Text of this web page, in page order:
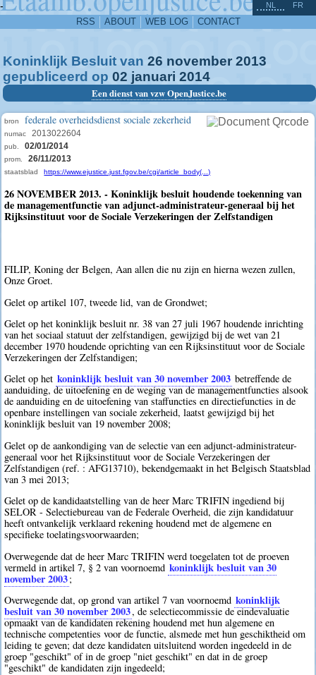
-
RSS ABOUT WEB LOG CONTACT
NL FR
Koninklijk Besluit van 26 november 2013
gepubliceerd op 02 januari 2014
Een dienst van vzw OpenJustice.be
bron federale overheidsdienst sociale zekerheid
numac 2013022604
pub. 02/01/2014
prom. 26/11/2013
staatsblad https://www.ejustice.just.fgov.be/cgi/article_body(...)
26 NOVEMBER 2013. - Koninklijk besluit houdende toekenning van
de managementfunctie van adjunct-administrateur-generaal bij het
Rijksinstituut voor de Sociale Verzekeringen der Zelfstandigen
FILIP, Koning der Belgen, Aan allen die nu zijn en hierna wezen zullen,
Onze Groet.
Gelet op artikel 107, tweede lid, van de Grondwet;
Gelet op het koninklijk besluit nr. 38 van 27 juli 1967 houdende inrichting
van het sociaal statuut der zelfstandigen, gewijzigd bij de wet van 21
december 1970 houdende oprichting van een Rijksinstituut voor de Sociale
Verzekeringen der Zelfstandigen;
Gelet op het koninklijk besluit van 30 november 2003 betreffende de
aanduiding, de uitoefening en de weging van de managementfuncties alsook
de aanduiding en de uitoefening van staffuncties en directiefuncties in de
openbare instellingen van sociale zekerheid, laatst gewijzigd bij het
koninklijk besluit van 19 november 2008;
Gelet op de aankondiging van de selectie van een adjunct-administrateur-
generaal voor het Rijksinstituut voor de Sociale Verzekeringen der
Zelfstandigen (ref. : AFG13710), bekendgemaakt in het Belgisch Staatsblad
van 3 mei 2013;
Gelet op de kandidaatstelling van de heer Marc TRIFIN ingediend bij
SELOR - Selectiebureau van de Federale Overheid, die zijn kandidatuur
heeft ontvankelijk verklaard rekening houdend met de algemene en
specifieke toelatingsvoorwaarden;
Overwegende dat de heer Marc TRIFIN werd toegelaten tot de proeven
vermeld in artikel 7, § 2 van voornoemd koninklijk besluit van 30
november 2003;
Overwegende dat, op grond van artikel 7 van voornoemd koninklijk
besluit van 30 november 2003, de selectiecommissie de eindevaluatie
opmaakt van de kandidaten rekening houdend met hun algemene en
technische competenties voor de functie, alsmede met hun geschiktheid om
leiding te geven; dat deze kandidaten uitsluitend worden ingedeeld in de
groep "geschikt" of in de groep "niet geschikt" en dat in de groep
"geschikt" de kandidaten zijn ingedeeld;
^